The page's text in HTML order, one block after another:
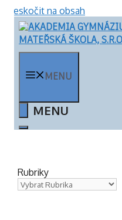
Přeskočit na obsah
MENU
Rubriky